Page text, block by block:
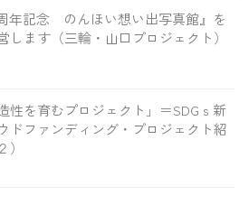
周年記念 のんほい想い出写真館』を
します（三輪・山口プロジェクト）
性を育むプロジェクト」＝SDGｓ新
ドファンディング・プロジェクト紹